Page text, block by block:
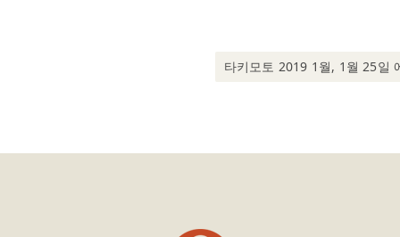
Next post:
타키모토 2019 1월, 1월 25일 에호마